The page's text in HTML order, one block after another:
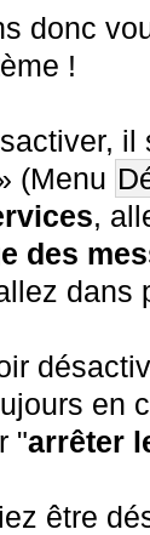
donc
!
(Menu
,
des
dans
en
"arrêter
être